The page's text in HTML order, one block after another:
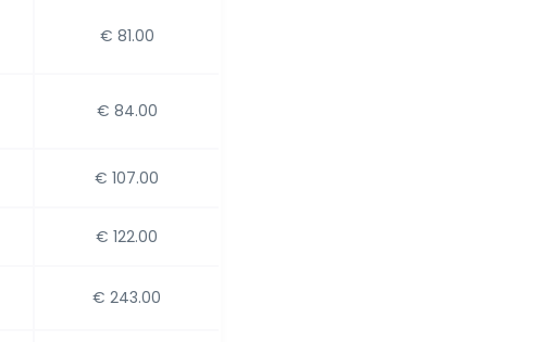
€ 81.00
€ 84.00
€ 107.00
€ 122.00
€ 243.00